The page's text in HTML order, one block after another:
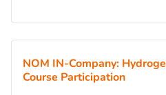
NOM IN-Company:
Course Participation